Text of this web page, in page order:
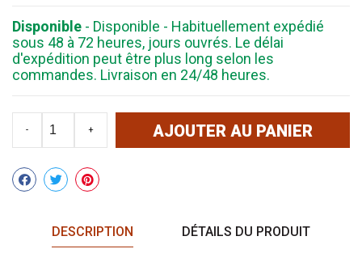
Disponible - Disponible - Habituellement expédié
sous 48 à 72 heures, jours ouvrés. Le délai
d'expédition peut être plus long selon les
commandes. Livraison en 24/48 heures.
- + AJOUTER AU PANIER
Partager
DESCRIPTION DÉTAILS DU PRODUIT